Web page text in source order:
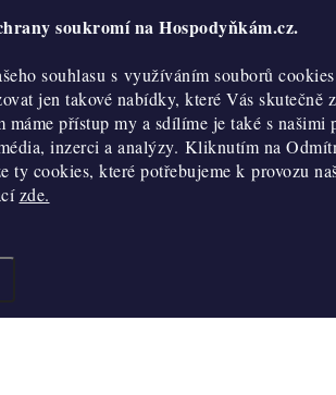
soukromí na Hospodyňkám.cz.
souhlasu s využíváním souborů
jen takové nabídky, které Vás skutečně
máme přístup my a sdílíme je také s našimi
inzerci a analýzy. Kliknutím na
ty cookies, které potřebujeme k provozu
zde.
+420 773 509 080